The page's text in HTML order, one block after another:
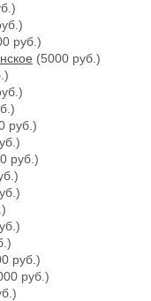
руб.)
(5000 руб.)
руб.)
руб.)
руб.)
руб.)